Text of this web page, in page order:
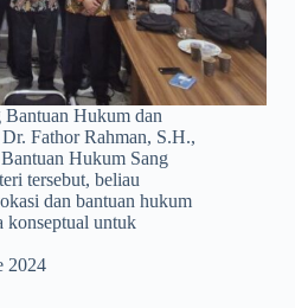
Bantuan Hukum dan
Fathor Rahman, S.H.,
Hukum Sang
tersebut, beliau
dan bantuan hukum
konseptual untuk
2024